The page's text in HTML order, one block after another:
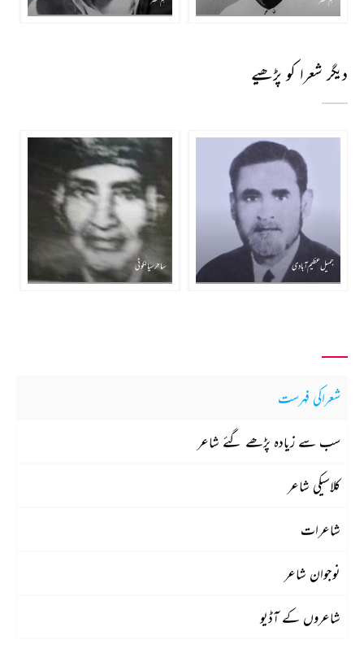
دیگر شعرا کو پڑھیے
جمیل عظیم آبادی ساحر سیالکوٹی
شعراکی فہرست
سب سے زیادہ پڑھے گئے شاعر
کلاسیکی شاعر
شاعرات
نوجوان شاعر
شاعروں کے آڈیو